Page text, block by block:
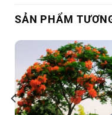
SẢN PHẨM